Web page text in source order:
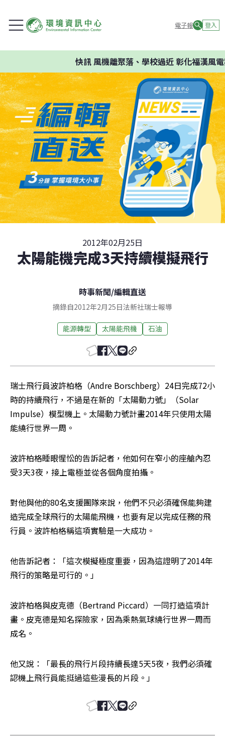
電子報 登入
快訊風機離聚落、學校過近 彰化福漢風電
2012年02月25日
太陽能機完成3天持續模擬飛行
時事新聞/編輯直送
摘錄自2012年2月25日法新社瑞士報導
能源轉型 太陽能飛機 石油
瑞士飛行員波許柏格（Andre Borschberg）24日完成72小
時的持續飛行，不過是在新的「太陽動力號」（Solar
Impulse）模型機上。太陽動力號計畫2014年只使用太陽
能繞行世界一周。
波許柏格睡眼惺忪的告訴記者，他如何在窄小的座艙內忍
受3天3夜，接上電極並從各個角度拍攝。
對他與他的80名支援團隊來說，他們不只必須確保能夠建
造完成全球飛行的太陽能飛機，也要有足以完成任務的飛
行員。波許柏格稱這項實驗是一大成功。
他告訴記者：「這次模擬極度重要，因為這證明了2014年
飛行的策略是可行的。」
波許柏格與皮克德（Bertrand Piccard）一同打造這項計
畫。皮克德是知名探險家，因為乘熱氣球繞行世界一周而
成名。
他又說：「最長的飛行片段持續長達5天5夜，我們必須確
認機上飛行員能挺過這些漫長的片段。」